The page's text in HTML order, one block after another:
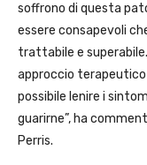
soffrono di questa
essere consapevoli
trattabile e
approccio
possibile lenire i
guarirne”, ha
Perris.